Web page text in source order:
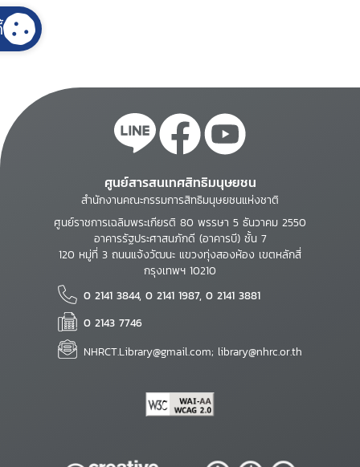
ศูนย์สารสนเทศสิทธิมนุษยชน
สำนักงานคณะกรรมการสิทธิมนุษยชนแห่งชาติ
ศูนย์ราชการเฉลิมพระเกียรติ 80 พรรษา 5 ธันวาคม 2550
อาคารรัฐประศาสนภักดี (อาคารบี) ชั้น 7
120 หมู่ที่ 3 ถนนแจ้งวัฒนะ แขวงทุ่งสองห้อง เขตหลักสี่
กรุงเทพฯ 10210
0 2141 3844, 0 2141 1987, 0 2141 3881
0 2143 7746
NHRCT.Library@gmail.com; library@nhrc.or.th